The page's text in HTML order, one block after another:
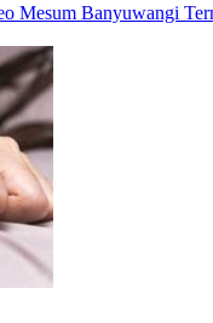
Mesum Banyuwangi